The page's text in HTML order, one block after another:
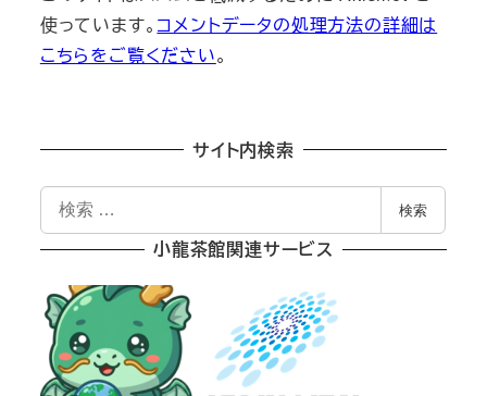
使っています。 コメントデータの処理方法の詳細は
こちらをご覧ください。
サイト内検索
索
検索
小龍茶館関連サービス